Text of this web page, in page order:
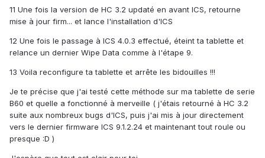
11 Une fois la version de HC 3.2 updaté en avant ICS, retourne
mise à jour firm... et lance l'installation d'ICS
12 Une fois le passage à ICS 4.0.3 effectué, éteint ta tablette et
relance un dernier Wipe Data comme à l'étape 9.
13 Voila reconfigure ta tablette et arrête les bidouilles !!!
Je te précise que j'ai testé cette méthode sur ma tablette de serie
B60 et quelle a fonctionné à merveille ( j'étais retourné à HC 3.2
suite aux nombreux bugs d'ICS, puis j'ai mis à jour directement
vers le dernier firmware ICS 9.1.2.24 et maintenant tout roule ou
presque :D )